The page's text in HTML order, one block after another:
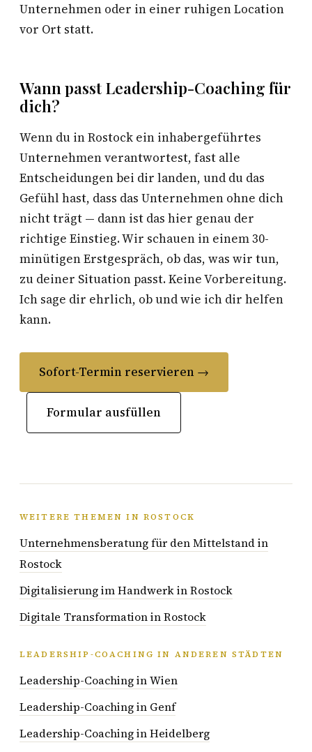
Unternehmen oder in einer ruhigen Location
vor Ort statt.
Wann passt Leadership-Coaching für
dich?
Wenn du in Rostock ein inhabergeführtes
Unternehmen verantwortest, fast alle
Entscheidungen bei dir landen, und du das
Gefühl hast, dass das Unternehmen ohne dich
nicht trägt — dann ist das hier genau der
richtige Einstieg. Wir schauen in einem 30-
minütigen Erstgespräch, ob das, was wir tun,
zu deiner Situation passt. Keine Vorbereitung.
Ich sage dir ehrlich, ob und wie ich dir helfen
kann.
Sofort-Termin reservieren →
Formular ausfüllen
WEITERE THEMEN IN ROSTOCK
Unternehmensberatung für den Mittelstand in
Rostock
Digitalisierung im Handwerk in Rostock
Digitale Transformation in Rostock
LEADERSHIP-COACHING IN ANDEREN STÄDTEN
Leadership-Coaching in Wien
Leadership-Coaching in Genf
Leadership-Coaching in Heidelberg